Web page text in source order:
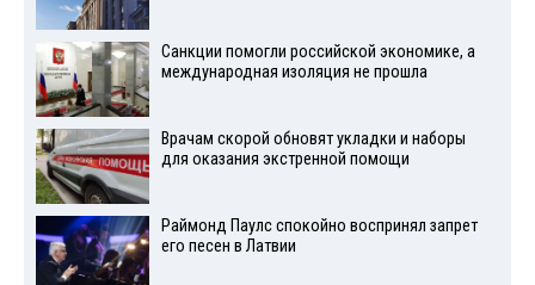
Санкции помогли российской экономике, а
международная изоляция не прошла
Врачам скорой обновят укладки и наборы
для оказания экстренной помощи
Раймонд Паулс спокойно воспринял запрет
его песен в Латвии